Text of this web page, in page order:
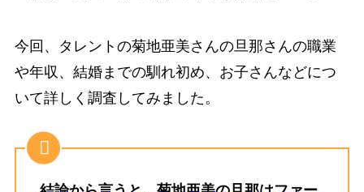
今回、タレントの菊地亜美さんの旦那さんの職業
や年収、結婚までの馴れ初め、お子さんなどにつ
いて詳しく調査してみました。